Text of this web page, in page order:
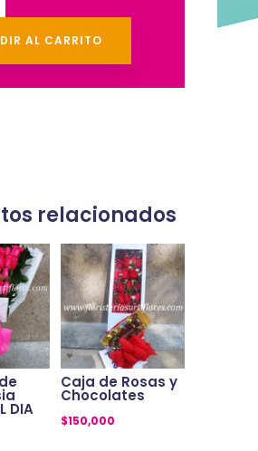
AL CARRITO
relacionados
DIA
Caja de Rosas y
Chocolates
$150,000